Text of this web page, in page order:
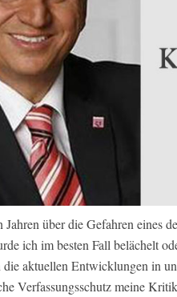
über die Gefahren eines
ich im besten Fall belächelt
aktuellen Entwicklungen in
Verfassungsschutz meine